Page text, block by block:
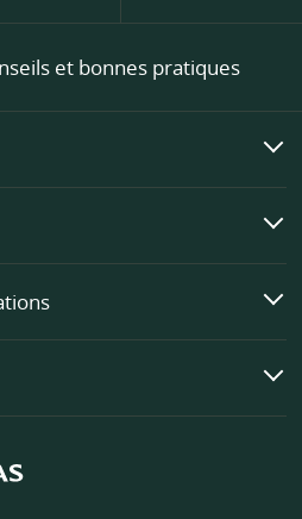
et bonnes pratiques